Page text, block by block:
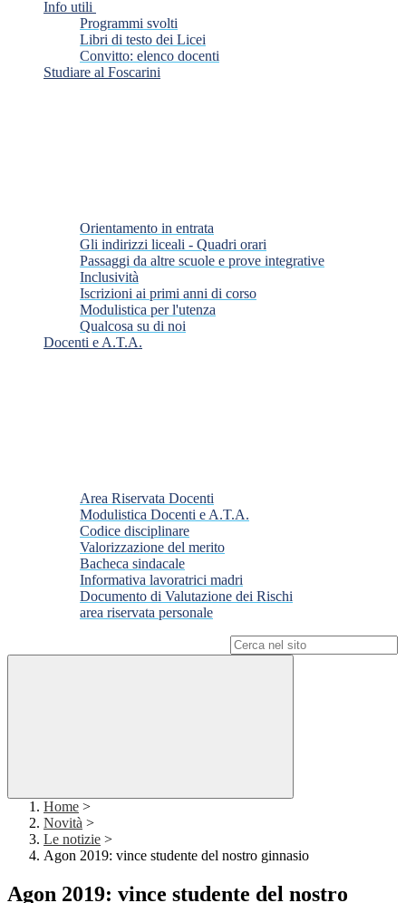
Info utili
Programmi svolti
Libri di testo dei Licei
Convitto: elenco docenti
Studiare al Foscarini
Orientamento in entrata
Gli indirizzi liceali - Quadri orari
Passaggi da altre scuole e prove integrative
Inclusività
Iscrizioni ai primi anni di corso
Modulistica per l'utenza
Qualcosa su di noi
Docenti e A.T.A.
Area Riservata Docenti
Modulistica Docenti e A.T.A.
Codice disciplinare
Valorizzazione del merito
Bacheca sindacale
Informativa lavoratrici madri
Documento di Valutazione dei Rischi
area riservata personale
Home >
Novità >
Le notizie >
Agon 2019: vince studente del nostro ginnasio
Agon 2019: vince studente del nostro